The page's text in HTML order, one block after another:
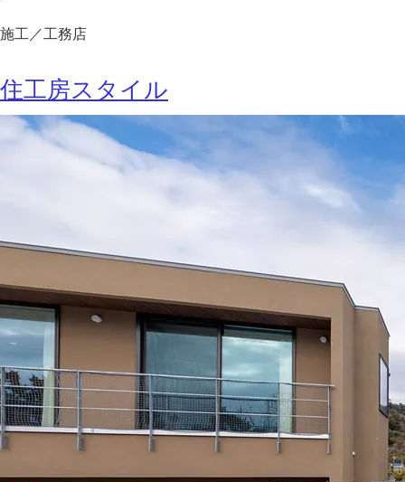
施工／工務店
住工房スタイル